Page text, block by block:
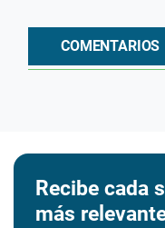
COMENTARIOS
Recibe cada
más